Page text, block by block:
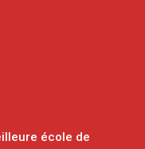
école de